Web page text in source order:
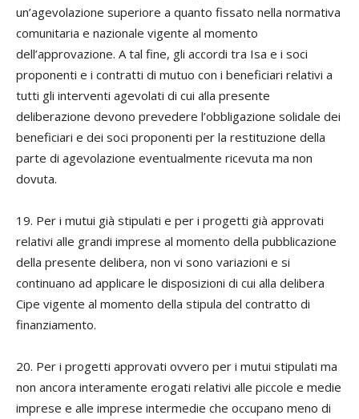
un’agevolazione superiore a quanto fissato nella normativa
comunitaria e nazionale vigente al momento
dell’approvazione. A tal fine, gli accordi tra Isa e i soci
proponenti e i contratti di mutuo con i beneficiari relativi a
tutti gli interventi agevolati di cui alla presente
deliberazione devono prevedere l’obbligazione solidale dei
beneficiari e dei soci proponenti per la restituzione della
parte di agevolazione eventualmente ricevuta ma non
dovuta.
19. Per i mutui già stipulati e per i progetti già approvati
relativi alle grandi imprese al momento della pubblicazione
della presente delibera, non vi sono variazioni e si
continuano ad applicare le disposizioni di cui alla delibera
Cipe vigente al momento della stipula del contratto di
finanziamento.
20. Per i progetti approvati ovvero per i mutui stipulati ma
non ancora interamente erogati relativi alle piccole e medie
imprese e alle imprese intermedie che occupano meno di